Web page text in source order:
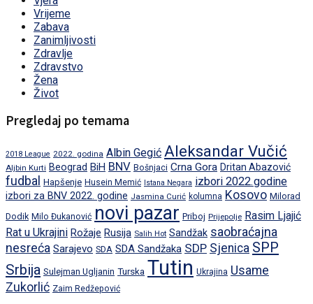
Vrijeme
Zabava
Zanimljivosti
Zdravlje
Zdravstvo
Žena
Život
Pregledaj po temama
2018 League 2022. godina Albin Gegić Aleksandar Vučić
Aljbin Kurti Beograd BiH BNV Bošnjaci Crna Gora Dritan Abazović
fudbal Hapšenje Husein Memić Istana Negara izbori 2022.godine
izbori za BNV 2022. godine Jasmina Curić kolumna Kosovo Milorad
Dodik Milo Đukanović novi pazar Priboj Prijepolje Rasim Ljajić
Rat u Ukrajini Rožaje Rusija Salih Hot Sandžak saobraćajna
nesreća Sarajevo SDA SDA Sandžaka SDP Sjenica SPP
Srbija Sulejman Ugljanin Turska Tutin Ukrajina Usame
Zukorlić Zaim Redžepović